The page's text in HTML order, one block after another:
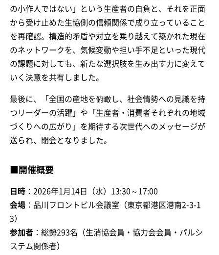
の小作人ではない」という生産者の自負と、それを正面
から受け止めた生協側の信頼関係で成り立っていること
を再確認。構造的矛盾や対立を乗り越えて築かれた現在
のネットワークを、気候変動や担い手不足といった現代
の課題に対しても、新たな選択肢を生み出す力に変えて
いく決意を共有しました。
最後に、「全国の産地を俯瞰し、社会情勢への見識を持
つリーダーの活躍」や「生産者・消費者それぞれの地域
づくりへの広がり」を期待する次世代へのメッセージが
送られ、閉会となりました。
■開催概要
日時 ：2026年1月14日（水）13:30～17:00
会場 ：品川フロントビル会議室（東京都港区港南2-3-1
3）
参加者 ：総勢293名（生消協会員・協力会会員・パルシ
ステム関係者）